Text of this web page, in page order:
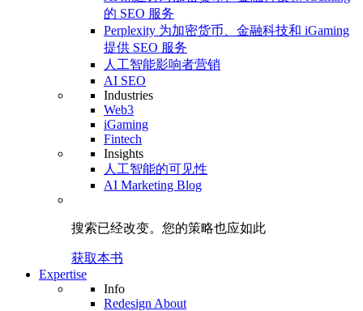
的 SEO 服务
Perplexity 为加密货币、金融科技和 iGaming
提供 SEO 服务
人工智能影响者营销
AI SEO
Industries
Web3
iGaming
Fintech
Insights
人工智能的可见性
AI Marketing Blog
搜索已经改变。 您的策略也应如此
获取本书
Expertise
Info
Redesign About